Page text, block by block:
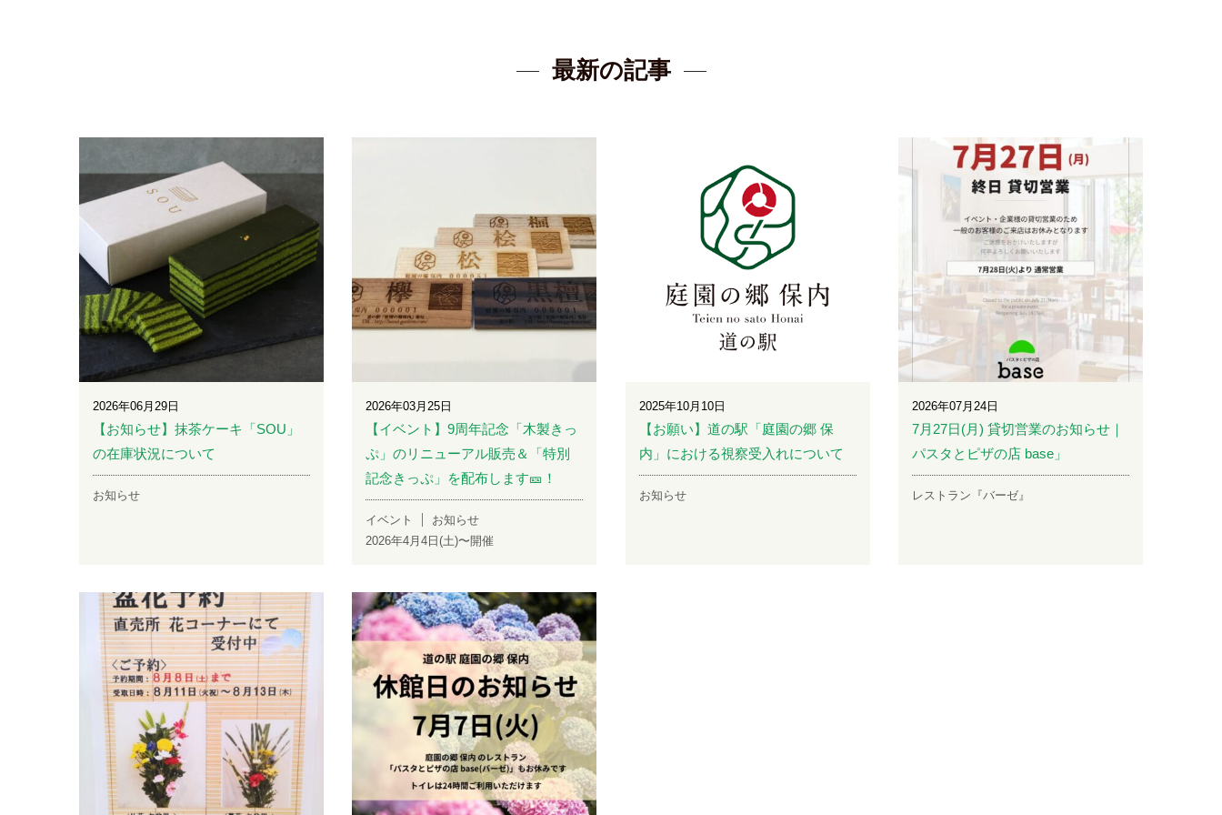
最新の記事
2026年06月29日
【お知らせ】抹茶ケーキ「SOU」
の在庫状況について
お知らせ
2026年03月25日
【イベント】9周年記念「木製きっ
ぷ」のリニューアル販売＆「特別
記念きっぷ」を配布します🎫！
イベント
お知らせ
2026年4月4日(土)〜開催
2025年10月10日
【お願い】道の駅「庭園の郷 保
内」における視察受入れについて
お知らせ
2026年07月24日
7月27日(月) 貸切営業のお知らせ｜
パスタとピザの店 base」
レストラン『バーゼ』